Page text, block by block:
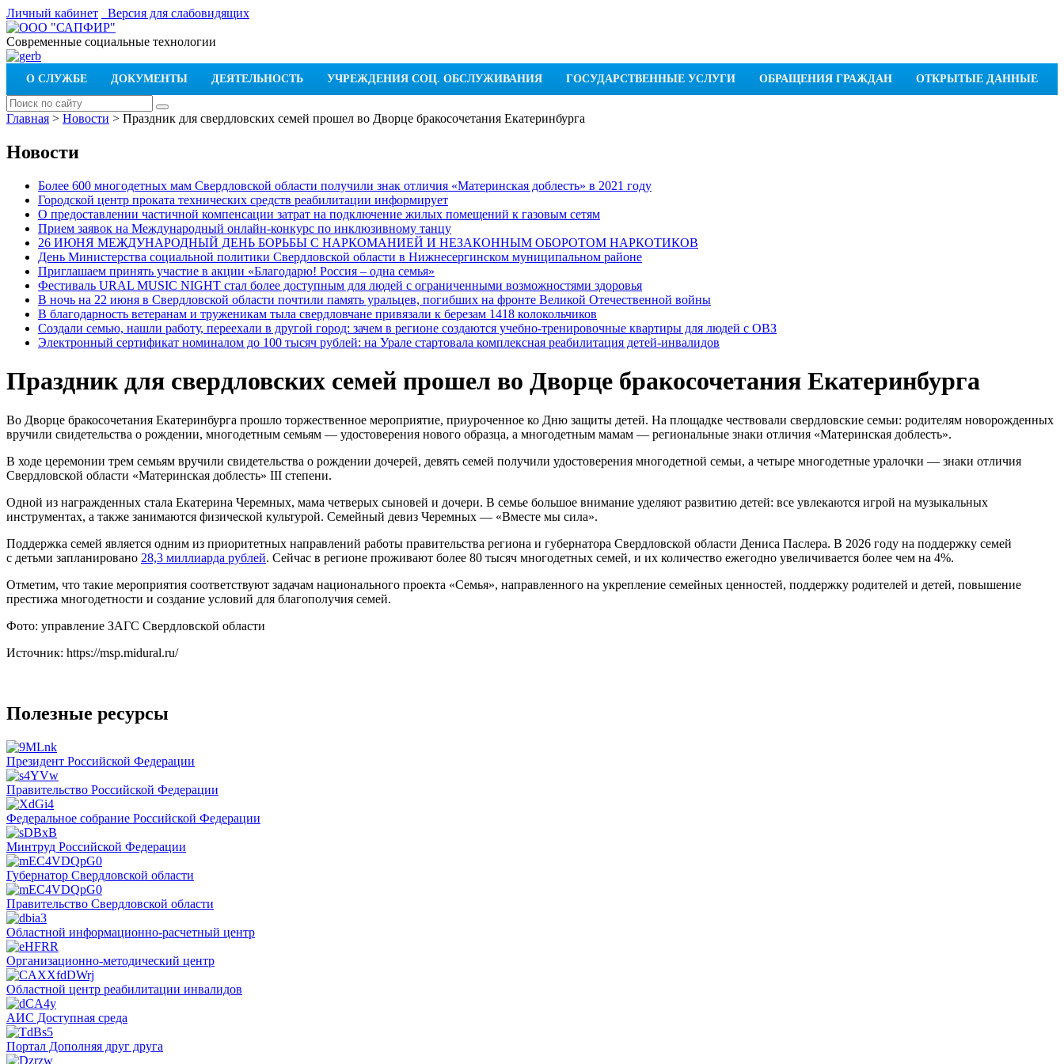
Личный кабинет Версия для слабовидящих
Современные социальные технологии
О СЛУЖБЕ ДОКУМЕНТЫ ДЕЯТЕЛЬНОСТЬ УЧРЕЖДЕНИЯ СОЦ. ОБСЛУЖИВАНИЯ ГОСУДАРСТВЕННЫЕ УСЛУГИ ОБРАЩЕНИЯ ГРАЖДАН ОТКРЫТЫЕ ДАННЫЕ
Главная > Новости > Праздник для свердловских семей прошел во Дворце бракосочетания Екатеринбурга
Новости
Более 600 многодетных мам Свердловской области получили знак отличия «Материнская доблесть» в 2021 году
Городской центр проката технических средств реабилитации информирует
О предоставлении частичной компенсации затрат на подключение жилых помещений к газовым сетям
Прием заявок на Международный онлайн-конкурс по инклюзивному танцу
26 ИЮНЯ МЕЖДУНАРОДНЫЙ ДЕНЬ БОРЬБЫ С НАРКОМАНИЕЙ И НЕЗАКОННЫМ ОБОРОТОМ НАРКОТИКОВ
День Министерства социальной политики Свердловской области в Нижнесергинском муниципальном районе
Приглашаем принять участие в акции «Благодарю! Россия – одна семья»
Фестиваль URAL MUSIC NIGHT стал более доступным для людей с ограниченными возможностями здоровья
В ночь на 22 июня в Свердловской области почтили память уральцев, погибших на фронте Великой Отечественной войны
В благодарность ветеранам и труженикам тыла свердловчане привязали к березам 1418 колокольчиков
Создали семью, нашли работу, переехали в другой город: зачем в регионе создаются учебно-тренировочные квартиры для людей с ОВЗ
Электронный сертификат номиналом до 100 тысяч рублей: на Урале стартовала комплексная реабилитация детей-инвалидов
Праздник для свердловских семей прошел во Дворце бракосочетания Екатеринбурга
Во Дворце бракосочетания Екатеринбурга прошло торжественное мероприятие, приуроченное ко Дню защиты детей. На площадке чествовали свердловские семьи: родителям новорожденных
вручили свидетельства о рождении, многодетным семьям — удостоверения нового образца, а многодетным мамам — региональные знаки отличия «Материнская доблесть».
В ходе церемонии трем семьям вручили свидетельства о рождении дочерей, девять семей получили удостоверения многодетной семьи, а четыре многодетные уралочки — знаки отличия
Свердловской области «Материнская доблесть» III степени.
Одной из награжденных стала Екатерина Черемных, мама четверых сыновей и дочери. В семье большое внимание уделяют развитию детей: все увлекаются игрой на музыкальных
инструментах, а также занимаются физической культурой. Семейный девиз Черемных — «Вместе мы сила».
Поддержка семей является одним из приоритетных направлений работы правительства региона и губернатора Свердловской области Дениса Паслера. В 2026 году на поддержку семей
с детьми запланировано 28,3 миллиарда рублей. Сейчас в регионе проживают более 80 тысяч многодетных семей, и их количество ежегодно увеличивается более чем на 4%.
Отметим, что такие мероприятия соответствуют задачам национального проекта «Семья», направленного на укрепление семейных ценностей, поддержку родителей и детей, повышение
престижа многодетности и создание условий для благополучия семей.
Фото: управление ЗАГС Свердловской области
Источник: https://msp.midural.ru/
Полезные ресурсы
Президент Российской Федерации
Правительство Российской Федерации
Федеральное собрание Российской Федерации
Минтруд Российской Федерации
Губернатор Свердловской области
Правительство Свердловской области
Областной информационно-расчетный центр
Организационно-методический центр
Областной центр реабилитации инвалидов
АИС Доступная среда
Портал Дополняя друг друга